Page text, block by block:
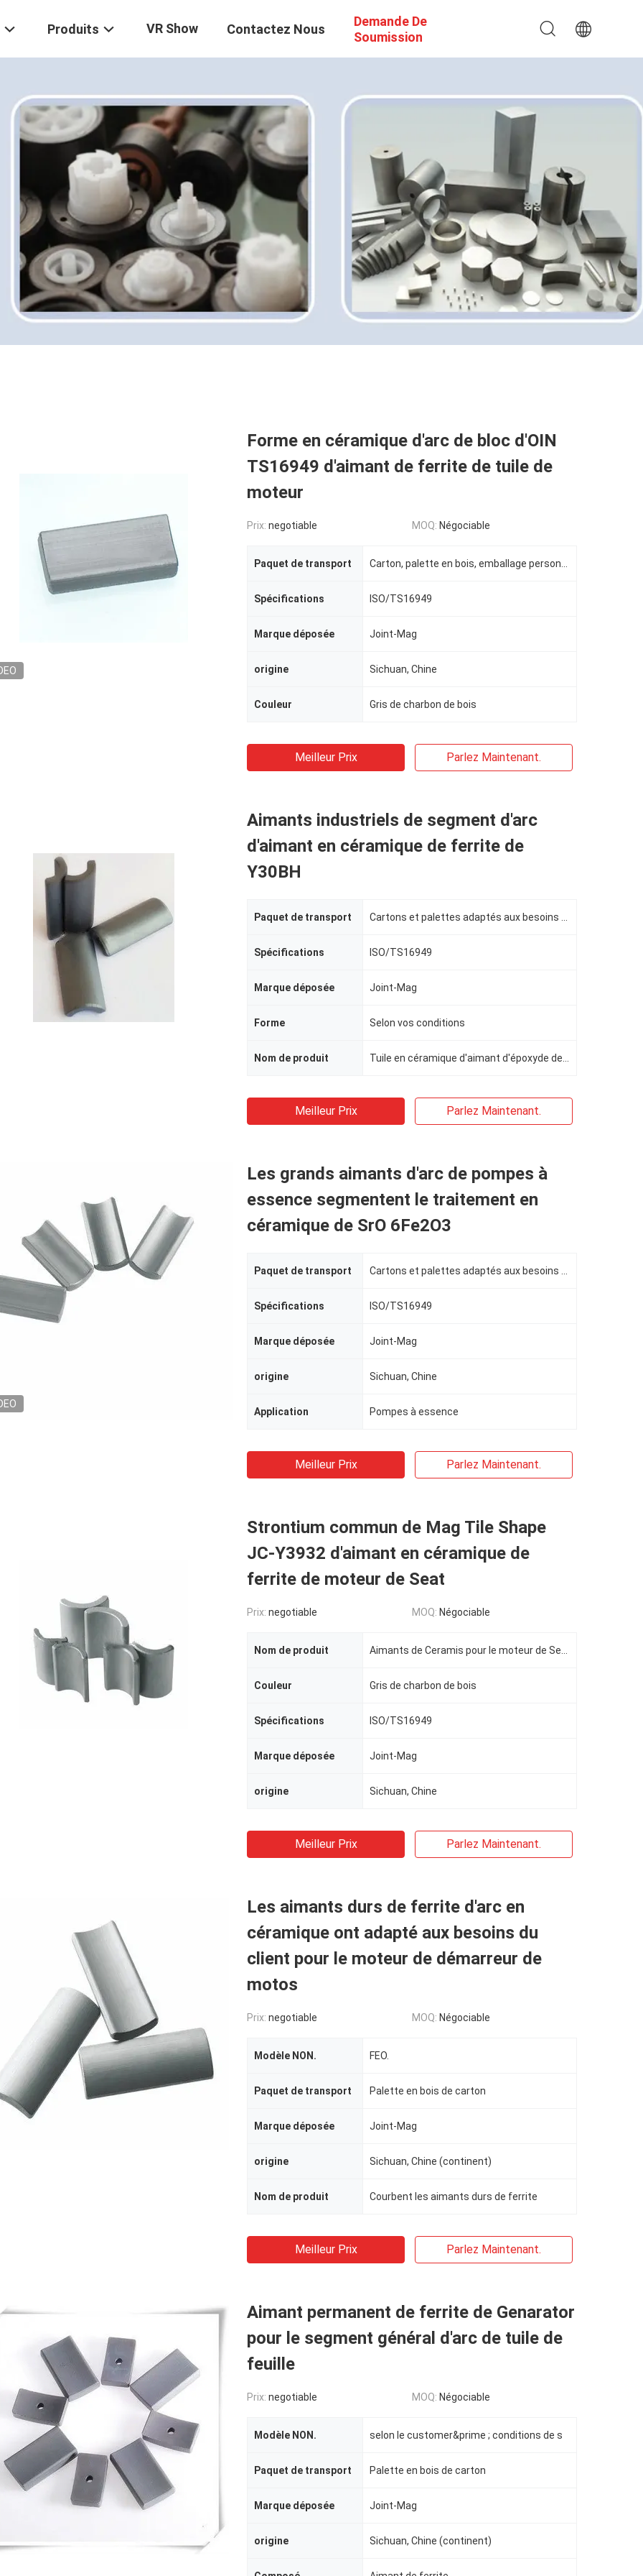
Produits VR Show Contactez Nous
Demande De
Soumission
Forme en céramique d'arc de bloc d'OIN
TS16949 d'aimant de ferrite de tuile de
moteur
Prix: negotiable MOQ: Négociable
Paquet de transport
Spécifications ISO/TS16949
Marque déposée Joint-Mag
origine Sichuan, Chine
Couleur Gris de charbon de bois
Meilleur Prix Parlez Maintenant.
Aimants industriels de segment d'arc
d'aimant en céramique de ferrite de
Y30BH
Paquet de transport
Spécifications ISO/TS16949
Marque déposée Joint-Mag
Forme Selon vos conditions
Nom de produit
Meilleur Prix Parlez Maintenant.
Les grands aimants d'arc de pompes à
essence segmentent le traitement en
céramique de SrO 6Fe2O3
Paquet de transport
Spécifications ISO/TS16949
Marque déposée Joint-Mag
origine Sichuan, Chine
Application Pompes à essence
Meilleur Prix Parlez Maintenant.
Strontium commun de Mag Tile Shape
JC-Y3932 d'aimant en céramique de
ferrite de moteur de Seat
Prix: negotiable MOQ: Négociable
Nom de produit
Couleur Gris de charbon de bois
Spécifications ISO/TS16949
Marque déposée Joint-Mag
origine Sichuan, Chine
Meilleur Prix Parlez Maintenant.
Les aimants durs de ferrite d'arc en
céramique ont adapté aux besoins du
client pour le moteur de démarreur de
motos
Prix: negotiable MOQ: Négociable
Modèle NON. FEO.
Paquet de transport Palette en bois de carton
Marque déposée Joint-Mag
origine Sichuan, Chine (continent)
Nom de produit Courbent les aimants durs de ferrite
Meilleur Prix Parlez Maintenant.
Aimant permanent de ferrite de Genarator
pour le segment général d'arc de tuile de
feuille
Prix: negotiable MOQ: Négociable
Modèle NON. selon le customer&prime ; conditions de s
Paquet de transport Palette en bois de carton
Marque déposée Joint-Mag
origine Sichuan, Chine (continent)